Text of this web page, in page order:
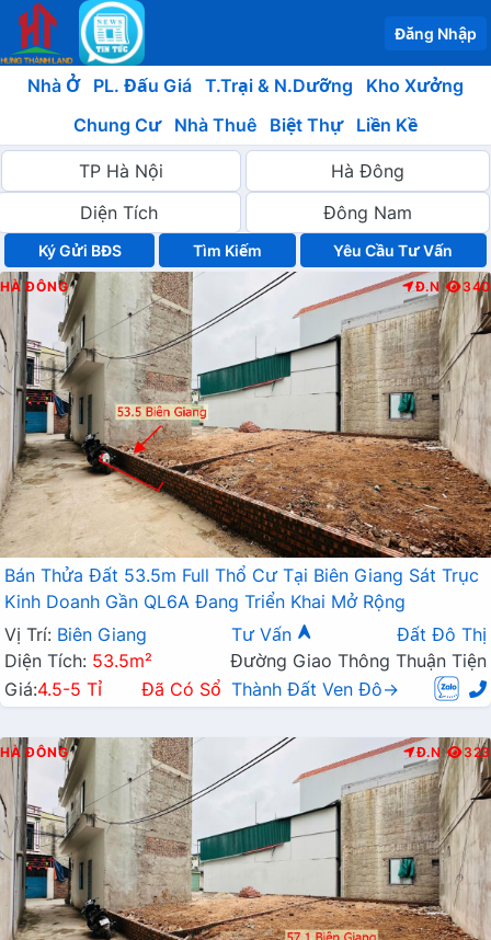
Đăng Nhập
Nhà Ở PL. Đấu Giá T.Trại & N.Dưỡng
Kho Xưởng
Chung Cư
Nhà Thuê Biệt Thự Liền Kề
Ký Gửi BĐS Yêu Cầu Tư Vấn
HÀ ĐÔNG Đ.N 340
Bán Thửa Đất 53.5m Full Thổ Cư Tại Biên Giang Sát Trục
Kinh Doanh Gần QL6A Đang Triển Khai Mở Rộng
Vị Trí: Biên Giang Tư Vấn
Đất Đô Thị
Diện Tích: 53.5m²
Đường Giao Thông Thuận Tiện
Giá:4.5-5 Tỉ Đã Có Sổ Thành Đất Ven Đô→
HÀ ĐÔNG Đ.N 323